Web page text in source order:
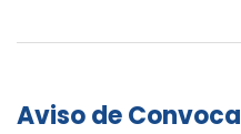
Aviso de